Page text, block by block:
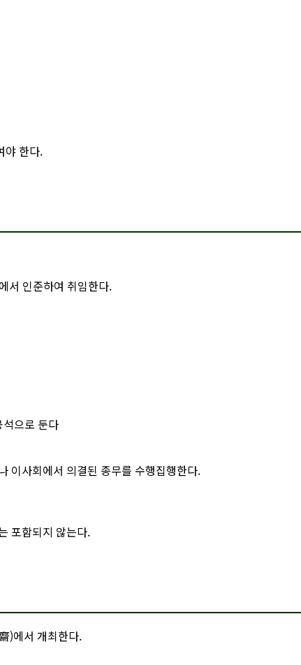
야 한다.
서 인준하여 취임한다.
으로 둔다
이사회에서 의결된 종무를 수행집행한다.
포함되지 않는다.
)에서 개최한다.